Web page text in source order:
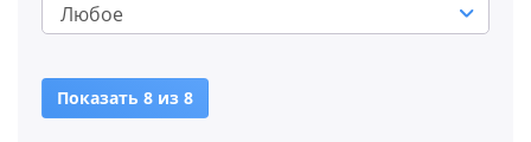
Любое
Показать 8 из 8